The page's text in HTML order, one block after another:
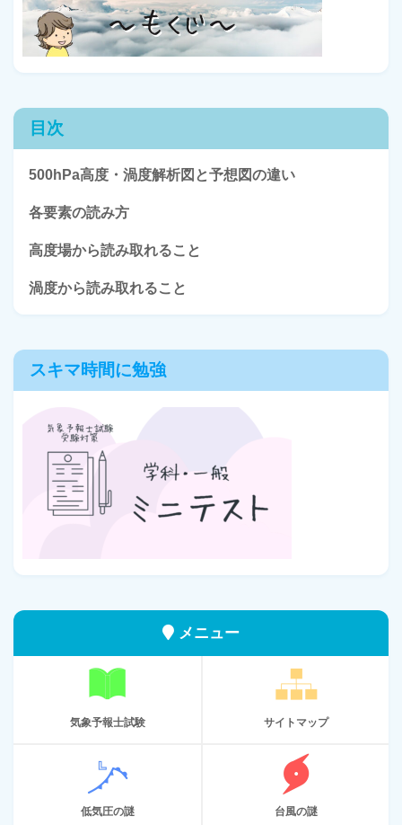
目次
500hPa高度・渦度解析図と予想図の違い
各要素の読み方
高度場から読み取れること
渦度から読み取れること
スキマ時間に勉強
メニュー
気象予報士試験 サイトマップ
低気圧の謎 台風の謎